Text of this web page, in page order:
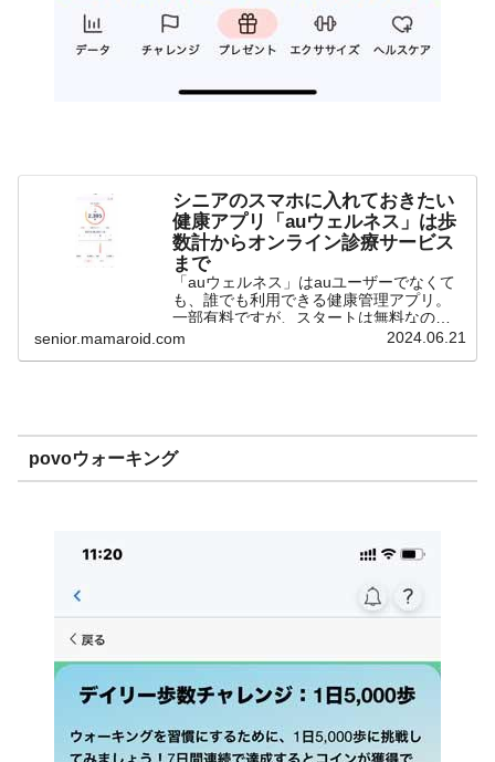
シニアのスマホに入れておきたい
健康アプリ「auウェルネス」は歩
数計からオンライン診療サービス
まで
「auウェルネス」はauユーザーでなくて
も、誰でも利用できる健康管理アプリ。
一部有料ですが、スタートは無料なの
で、健康管理が欠かせないシニアのスマ
senior.mamaroid.com 2024.06.21
povoウォーキング